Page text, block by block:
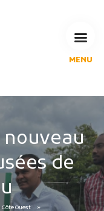
MENU
de
Ouest